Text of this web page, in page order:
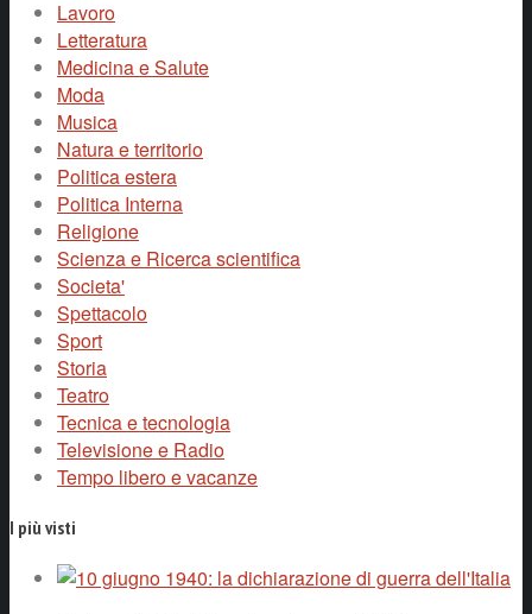
Lavoro
Letteratura
Medicina e Salute
Moda
Musica
Natura e territorio
Politica estera
Politica Interna
Religione
Scienza e Ricerca scientifica
Societa'
Spettacolo
Sport
Storia
Teatro
Tecnica e tecnologia
Televisione e Radio
Tempo libero e vacanze
I più visti